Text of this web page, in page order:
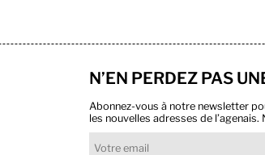
N’EN PERDEZ PAS
Abonnez-vous à notre newsletter
les nouvelles adresses de